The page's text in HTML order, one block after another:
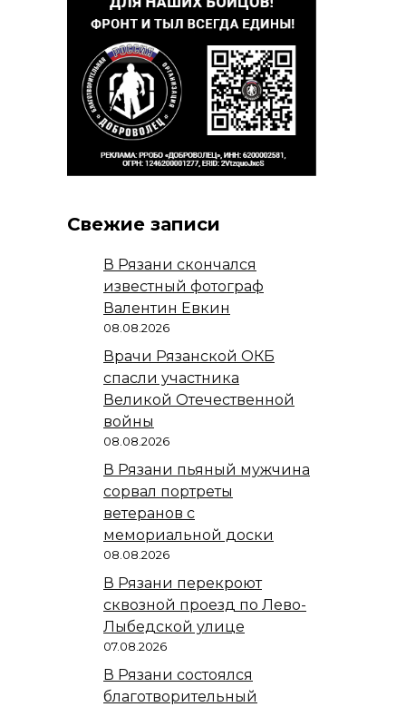
Свежие записи
В Рязани скончался
известный фотограф
Валентин Евкин
08.08.2026
Врачи Рязанской ОКБ
спасли участника
Великой Отечественной
войны
08.08.2026
В Рязани пьяный мужчина
сорвал портреты
ветеранов с
мемориальной доски
08.08.2026
В Рязани перекроют
сквозной проезд по Лево-
Лыбедской улице
07.08.2026
В Рязани состоялся
благотворительный